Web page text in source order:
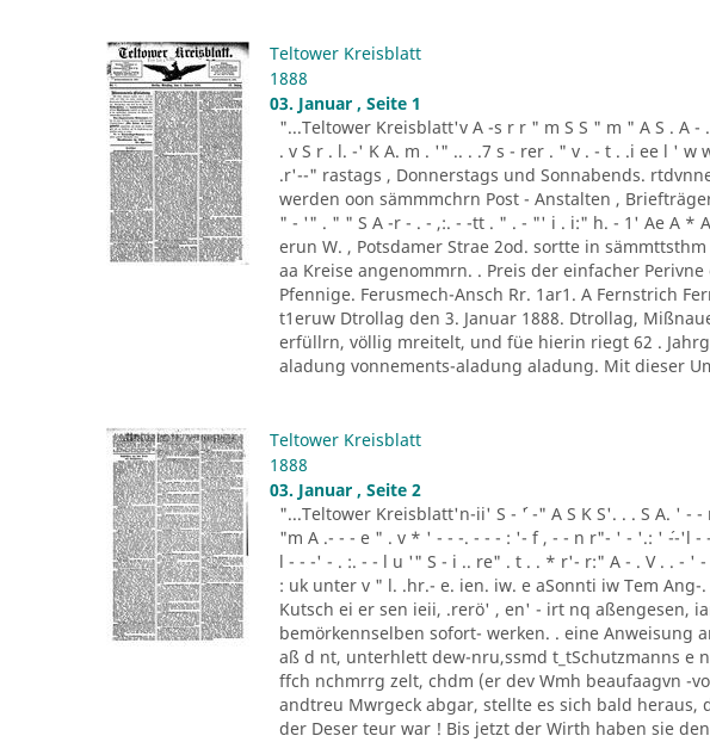
Teltower Kreisblatt
1888
03. Januar , Seite 1
"...Teltower Kreisblatt'v A -s r r " m S S " m " A S . A
. v S r . l. -' K A. m . '" .. . .7 s - rer . " v . - t . .i ee l ' w
.r'--" rastags , Donnerstags und Sonnabends.
werden oon sämmmchrn Post - Anstalten ,
" - '" . " " S A -r - . - ,:. - -tt . " . - "' i . i:" h. - 1' Ae A *
erun W. , Potsdamer Strae 2od. sortte in
aa Kreise angenommrn. . Preis der einfacher
Pfennige. Ferusmech-Ansch Rr. 1ar1. A Fernstrich
t1eruw Dtrollag den 3. Januar 1888. Dtrollag,
erfüllrn, völlig mreitelt, und füe hierin riegt 62 .
aladung vonnements-aladung aladung. Mit dieser
Teltower Kreisblatt
1888
03. Januar , Seite 2
"...Teltower Kreisblatt'n-ii' S - ´' -" A S K S'. . . S A. ' -
"m A .- - - e " . v * ' - - -. - - - : '- f , - - n r"- ' - '.: ' ´--'l
l - - -' - . :. - - l u '" S - i .. re" . t . . * r'- r:" A - . V . . - ' -
: uk unter v " l. .hr.- e. ien. iw. e aSonnti iw Tem
Kutsch ei er sen ieii, .rerö' , en' - irt nq aßengesen,
bemörkennselben sofort- werken. . eine Anweisung
aß d nt, unterhlett dew-nru,ssmd t_tSchutzmanns e
ffch nchmrrg zelt, chdm (er dev Wmh beaufaagvn -
andtreu Mwrgeck abgar, stellte es sich bald heraus,
der Deser teur war ! Bis jetzt der Wirth haben sie